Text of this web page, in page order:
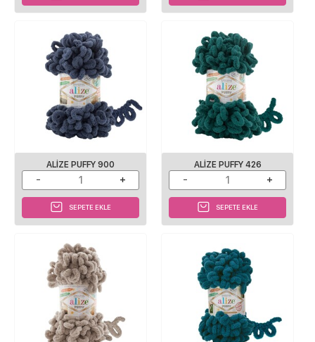
ALIZE PUFFY 900
SEPETE EKLE
ALIZE PUFFY 426
SEPETE EKLE